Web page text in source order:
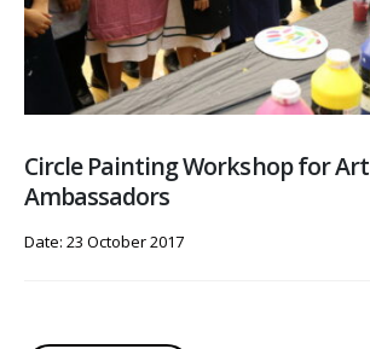
Circle Painting Workshop for Art
Ambassadors
Date: 23 October 2017